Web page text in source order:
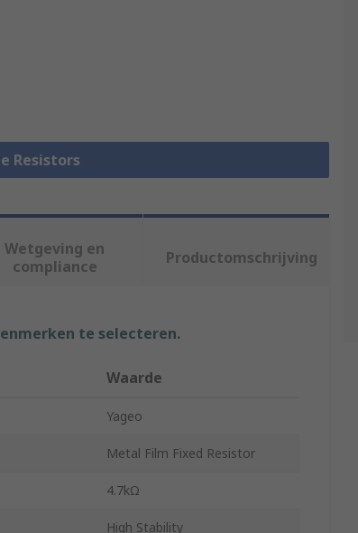
Resistors
Wetgeving en
compliance
Productomschrijving
te selecteren.
Waarde
Yageo
Metal Film Fixed Resistor
4.7kΩ
High Stability